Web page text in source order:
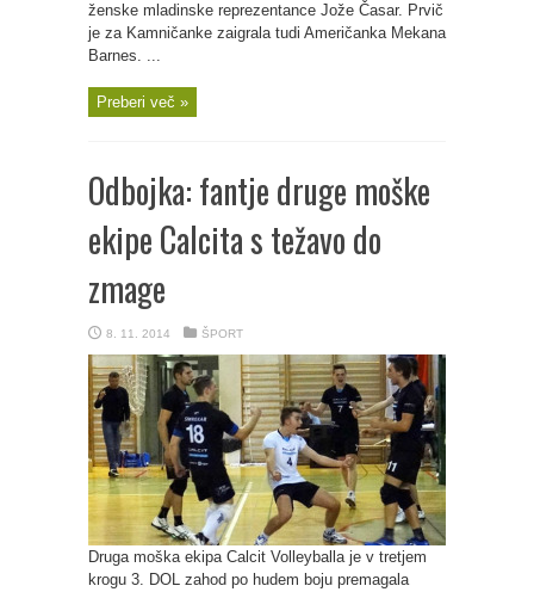
ženske mladinske reprezentance Jože Časar. Prvič
je za Kamničanke zaigrala tudi Američanka Mekana
Barnes. ...
Preberi več »
Odbojka: fantje druge moške
ekipe Calcita s težavo do
zmage
8. 11. 2014 ŠPORT
Druga moška ekipa Calcit Volleyballa je v tretjem
krogu 3. DOL zahod po hudem boju premagala